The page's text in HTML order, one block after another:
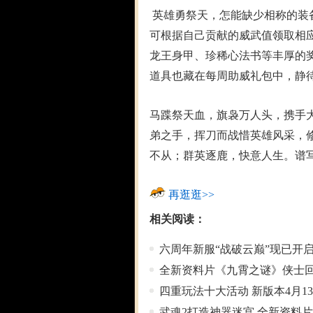
英雄勇祭天，怎能缺少相称的
可根据自己贡献的威武值领取相
龙王身甲、珍稀心法书等丰厚的
道具也藏在每周助威礼包中，静
马蹀祭天血，旗袅万人头，携手
弟之手，挥刀而战惜英雄风采，
不从；群英逐鹿，快意人生。谱
再逛逛>>
相关阅读：
六周年新服“战破云巅”现已开
全新资料片《九霄之谜》侠士
四重玩法十大活动 新版本4月